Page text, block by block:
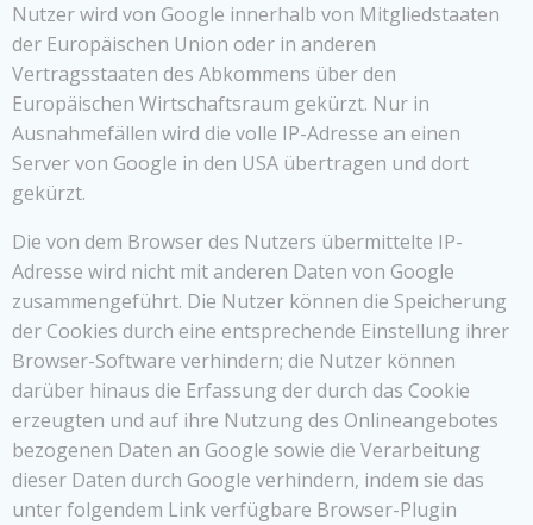
Nutzer wird von Google innerhalb von Mitgliedstaaten
der Europäischen Union oder in anderen
Vertragsstaaten des Abkommens über den
Europäischen Wirtschaftsraum gekürzt. Nur in
Ausnahmefällen wird die volle IP-Adresse an einen
Server von Google in den USA übertragen und dort
gekürzt.
Die von dem Browser des Nutzers übermittelte IP-
Adresse wird nicht mit anderen Daten von Google
zusammengeführt. Die Nutzer können die Speicherung
der Cookies durch eine entsprechende Einstellung ihrer
Browser-Software verhindern; die Nutzer können
darüber hinaus die Erfassung der durch das Cookie
erzeugten und auf ihre Nutzung des Onlineangebotes
bezogenen Daten an Google sowie die Verarbeitung
dieser Daten durch Google verhindern, indem sie das
unter folgendem Link verfügbare Browser-Plugin